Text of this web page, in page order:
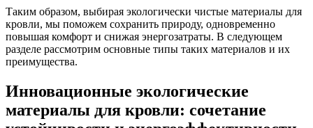
Таким образом, выбирая экологически чистые материалы для
кровли, мы поможем сохранить природу, одновременно
повышая комфорт и снижая энергозатраты. В следующем
разделе рассмотрим основные типы таких материалов и их
преимущества.
Инновационные экологические
материалы для кровли: сочетание